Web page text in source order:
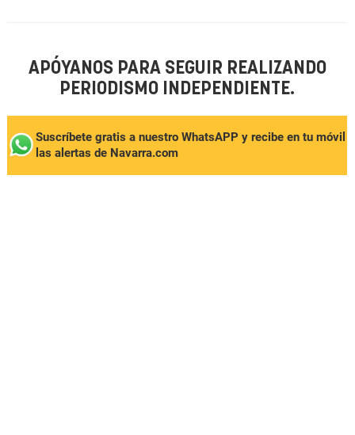
APÓYANOS PARA SEGUIR REALIZANDO
PERIODISMO INDEPENDIENTE.
Suscríbete gratis a nuestro WhatsAPP y recibe en tu móvil
las alertas de Navarra.com